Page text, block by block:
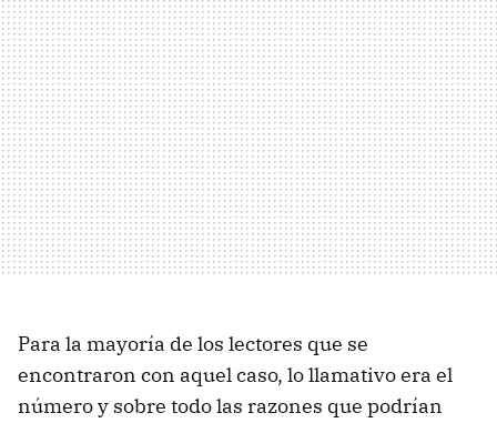
Para la mayoría de los lectores que se
encontraron con aquel caso, lo llamativo era el
número y sobre todo las razones que podrían